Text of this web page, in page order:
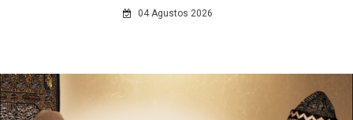
04 Agustos 2026